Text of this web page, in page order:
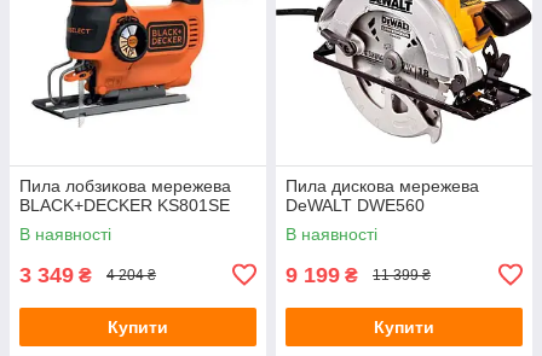
Пила лобзикова мережева
BLACK+DECKER KS801SE
В наявності
3 349 ₴ 4 204 ₴
Купити
Пила дискова мережева
DeWALT DWE560
В наявності
9 199 ₴ 11 399 ₴
Купити